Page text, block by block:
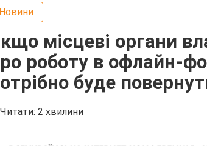
Новини
місцеві органи
роботу в офлайн-
буде
Читати: 2 хвилини